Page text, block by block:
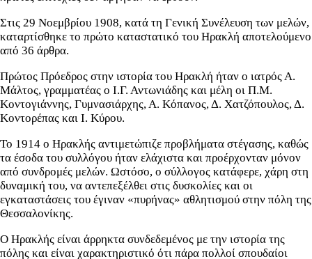
Στις 29 Νοεμβρίου 1908, κατά τη Γενική Συνέλευση των μελών,
καταρτίσθηκε το πρώτο καταστατικό του Ηρακλή αποτελούμενο
από 36 άρθρα.
Πρώτος Πρόεδρος στην ιστορία του Ηρακλή ήταν ο ιατρός Α.
Μάλτος, γραμματέας ο Ι.Γ. Αντωνιάδης και μέλη οι Π.Μ.
Κοντογιάννης, Γυμνασιάρχης, Α. Κόπανος, Δ. Χατζόπουλος, Δ.
Κοντορέπας και Ι. Κύρου.
Το 1914 ο Ηρακλής αντιμετώπιζε προβλήματα στέγασης, καθώς
τα έσοδα του συλλόγου ήταν ελάχιστα και προέρχονταν μόνον
από συνδρομές μελών. Ωστόσο, ο σύλλογος κατάφερε, χάρη στη
δυναμική του, να αντεπεξέλθει στις δυσκολίες και οι
εγκαταστάσεις του έγιναν «πυρήνας» αθλητισμού στην πόλη της
Θεσσαλονίκης.
Ο Ηρακλής είναι άρρηκτα συνδεδεμένος με την ιστορία της
πόλης και είναι χαρακτηριστικό ότι πάρα πολλοί σπουδαίοι